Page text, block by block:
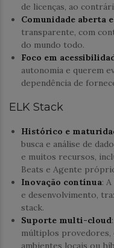
de licenças, ao
Comunidade aberta
transparente, com
do mundo todo.
Foco em
autonomia e querem
dependência de
ELK Stack
Histórico e
busca e análise de
e muitos recursos,
Beats e Agente
Inovação contínua:
e desenvolvimento,
stack.
Suporte multi-cloud
múltiplos provedores,
ambientes locais ou